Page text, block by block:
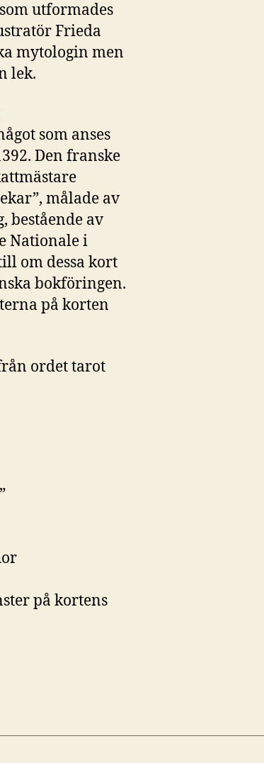
utformades
Frieda
mytologin men
lek.
som anses
Den franske
målade av
bestående av
Nationale i
om dessa kort
bokföringen.
på korten
ordet tarot
på kortens